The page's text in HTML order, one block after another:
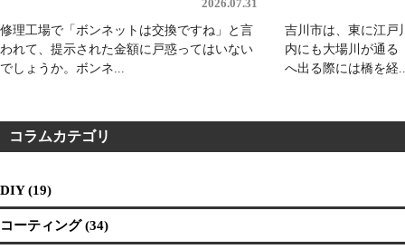
2026.07.31
修理工場で「ボンネットは交換ですね」と言
われて、提示された金額に戸惑ってはいない
でしょうか。ボンネ...
吉川市は、東に江戸
内にも大場川が通る
へ出る際には橋を経
コラムカテゴリ
DIY (19)
コーティング (34)